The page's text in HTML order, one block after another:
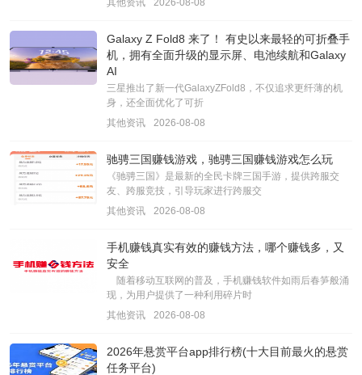
其他资讯
2026-08-08
Galaxy Z Fold8 来了！ 有史以来最轻的可折叠手
机，拥有全面升级的显示屏、电池续航和Galaxy
AI
三星推出了新一代GalaxyZFold8，不仅追求更纤薄的机
身，还全面优化了可折
其他资讯
2026-08-08
驰骋三国赚钱游戏，驰骋三国赚钱游戏怎么玩
《驰骋三国》是最新的全民卡牌三国手游，提供跨服交
友、跨服竞技，引导玩家进行跨服交
其他资讯
2026-08-08
手机赚钱真实有效的赚钱方法，哪个赚钱多，又
安全
随着移动互联网的普及，手机赚钱软件如雨后春笋般涌
现，为用户提供了一种利用碎片时
其他资讯
2026-08-08
2026年悬赏平台app排行榜(十大目前最火的悬赏
任务平台)